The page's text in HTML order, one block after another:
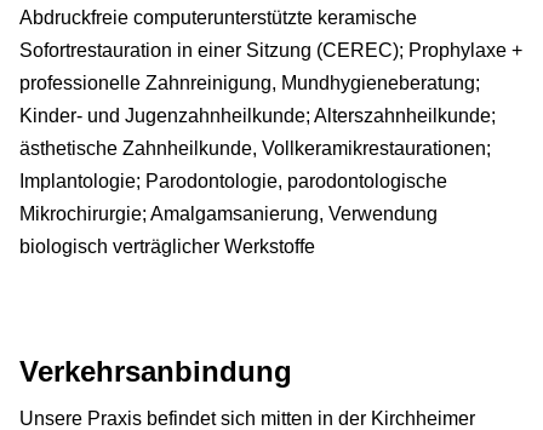
Abdruckfreie computerunterstützte keramische
Sofortrestauration in einer Sitzung (CEREC); Prophylaxe +
professionelle Zahnreinigung, Mundhygieneberatung;
Kinder- und Jugenzahnheilkunde; Alterszahnheilkunde;
ästhetische Zahnheilkunde, Vollkeramikrestaurationen;
Implantologie; Parodontologie, parodontologische
Mikrochirurgie; Amalgamsanierung, Verwendung
biologisch verträglicher Werkstoffe
Verkehrsanbindung
Unsere Praxis befindet sich mitten in der Kirchheimer